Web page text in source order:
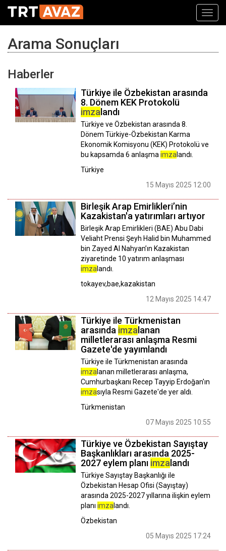
Arama Sonuçları
Haberler
Türkiye ile Özbekistan arasında
8. Dönem KEK Protokolü
imza landı
Türkiye ve Özbekistan arasında 8.
Dönem Türkiye-Özbekistan Karma
Ekonomik Komisyonu (KEK) Protokolü ve
bu kapsamda 6 anlaşma imza landı.
Türkiye
15 Mayıs 2025 12:00
Birleşik Arap Emirlikleri’nin
Kazakistan'a yatırımları artıyor
Birleşik Arap Emirlikleri (BAE) Abu Dabi
Veliaht Prensi Şeyh Halid bin Muhammed
bin Zayed Al Nahyan’ın Kazakistan
ziyaretinde 10 yatırım anlaşması
imza landı.
tokayev,bae,kazakistan
12 Mayıs 2025 14:47
Türkiye ile Türkmenistan
arasında imza lanan
milletlerarası anlaşma Resmi
Gazete'de yayımlandı
Türkiye ile Türkmenistan arasında
imza lanan milletlerarası anlaşma,
Cumhurbaşkanı Recep Tayyip Erdoğan'ın
imzasıyla Resmi Gazete'de yer aldı.
Türkmenistan
07 Mayıs 2025 10:55
Türkiye ve Özbekistan Sayıştay
Başkanlıkları arasında 2025-
2027 eylem planı imza landı
Türkiye Sayıştay Başkanlığı ile
Özbekistan Hesap Ofisi (Sayıştay)
arasında 2025-2027 yıllarına ilişkin eylem
planı imza landı.
Özbekistan
05 Mayıs 2025 17:24